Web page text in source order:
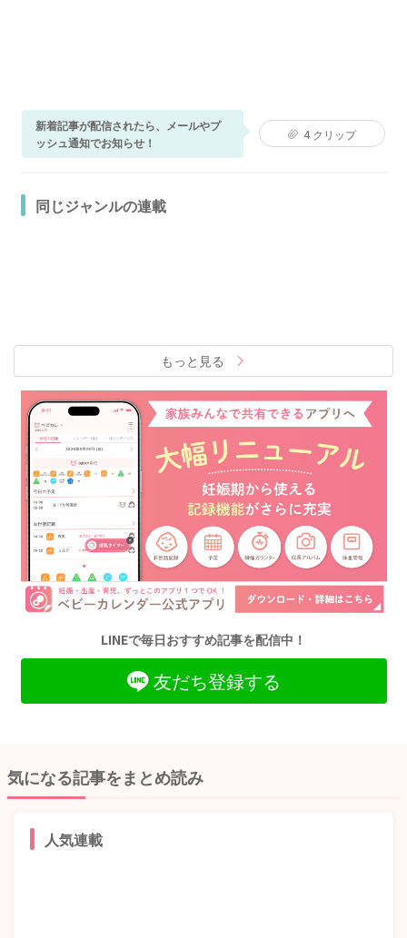
新着記事が配信されたら、メールやプ
ッシュ通知でお知らせ！
4 クリップ
同じジャンルの連載
もっと見る
LINEで毎日おすすめ記事を配信中！
友だち登録する
気になる記事をまとめ読み
人気連載